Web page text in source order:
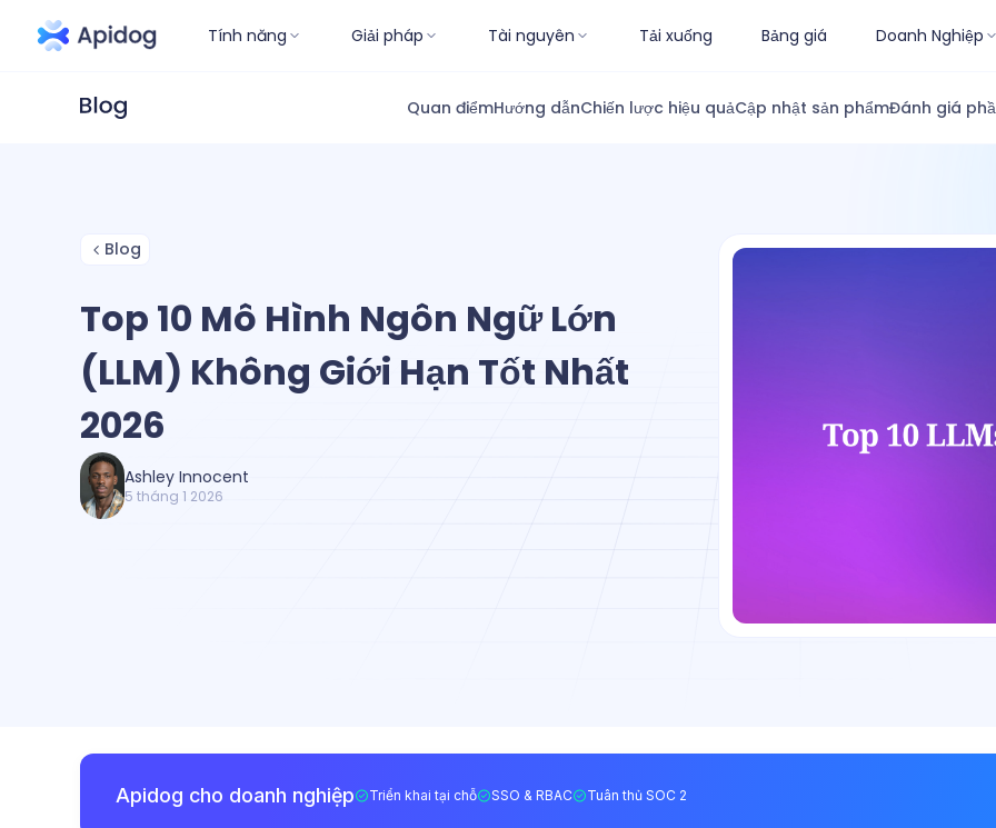
Tính năng Giải pháp Tài nguyên Tải xuống Bảng giá Doanh Nghiệp
Quan điểmHướng dẫnChiến lược hiệu quảCập nhật sản phẩmĐánh giá
Blog
Top 10 Mô Hình Ngôn Ngữ Lớn
(LLM) Không Giới Hạn Tốt Nhất
2026
Ashley Innocent
5 tháng 1 2026
Apidog cho doanh nghiệp Triển khai tại chỗ SSO & RBAC Tuân thủ SOC 2